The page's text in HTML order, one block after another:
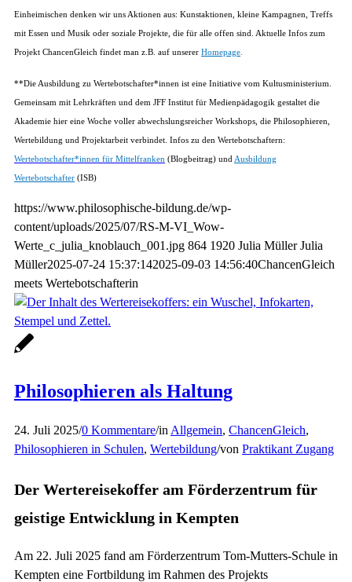
Einheimischen denken wir uns Aktionen aus: Kunstaktionen, kleine Kampagnen, Treffs
mit Essen und Musik oder soziale Projekte, die für alle offen sind. Aktuelle Infos zum
Projekt ChancenGleich findet man z.B. auf unserer Homepage
**Die Ausbildung zu Wertebotschafter*innen ist eine Initiative vom Kultusministerium.
Gemeinsam mit Lehrkräften und dem JFF Institut für Medienpädagogik gestaltet die
Akademie hier eine Woche voller abwechslungsreicher Workshops, die Philosophieren,
Wertebildung und Projektarbeit verbindet. Infos zu den Wertebotschaftern:
Wertebotschafter*innen für Mittelfranken (Blogbeitrag) und Ausbildung
Wertebotschafter (ISB)
https://www.philosophische-bildung.de/wp-
content/uploads/2025/07/RS-M-VI_Wow-
Werte_c_julia_knoblauch_001.jpg 864 1920 Julia Müller Julia
Müller2025-07-24 15:37:142025-09-03 14:56:40ChancenGleich
meets Wertebotschafterin
Philosophieren als Haltung
24. Juli 2025/0 Kommentare/in Allgemein, ChancenGleich,
Philosophieren in Schulen, Wertebildung/von Praktikant Zugang
Der Wertereisekoffer am Förderzentrum für
geistige Entwicklung in Kempten
Am 22. Juli 2025 fand am Förderzentrum Tom-Mutters-Schule in
Kempten eine Fortbildung im Rahmen des Projekts